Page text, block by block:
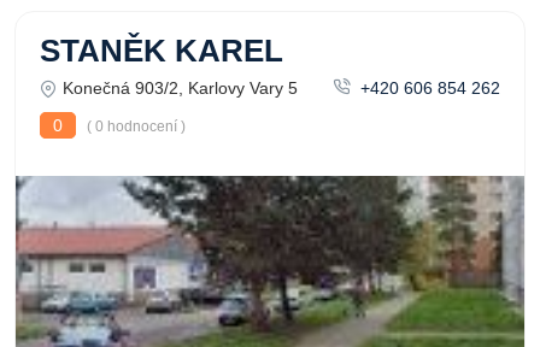
STANĚK KAREL
Konečná 903/2, Karlovy Vary 5
+420 606 854 262
0
( 0 hodnocení )